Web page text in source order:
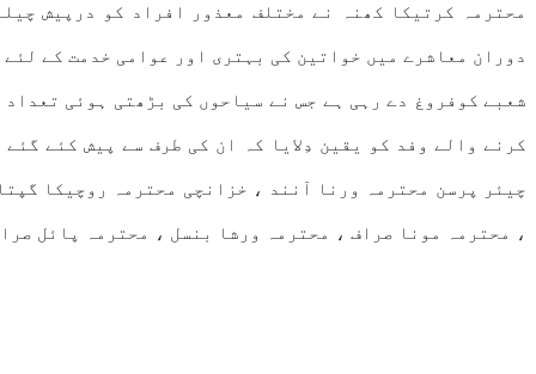
محترمہ کرتیکا کھنہ نے مختلف معذور افراد کو درپیش
دوران معاشرے میں خواتین کی بہتری اور عوامی خدمت کے
شعبے کوفروغ دے رہی ہے جس نے سیاحوں کی بڑھتی ہوئی
کرنے والے وفد کو یقین دِلایا کہ ان کی طرف سے پیش کئے
چیئر پرسن محترمہ ورنا آنند ، خزانچی محترمہ روچیکا
، محترمہ مونا صراف ، محترمہ ورشا بنسل ، محترمہ پائل